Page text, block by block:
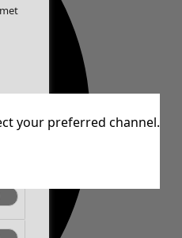
your preferred channel.